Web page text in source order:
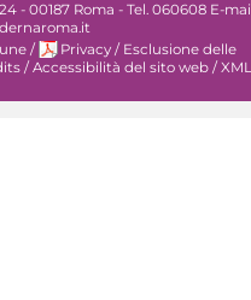
- 00187 Roma - Tel. 060608 E-
/ Privacy / Esclusione delle
/ Accessibilità del sito web /